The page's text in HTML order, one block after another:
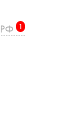
РФ 1